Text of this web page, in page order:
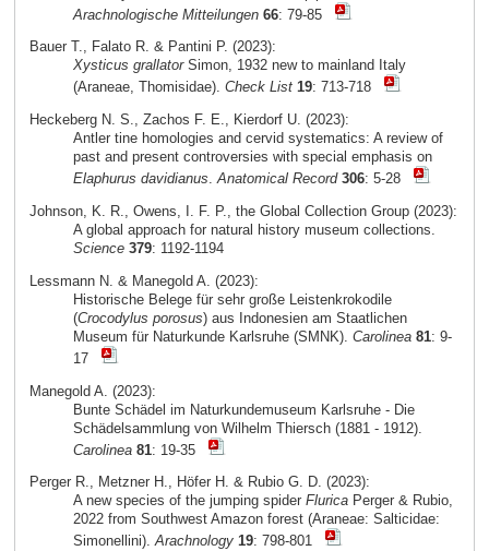
Arachnologische Mitteilungen 66: 79-85
Bauer T., Falato R. & Pantini P. (2023):
Xysticus grallatorSimon, 1932 new to mainland Italy
(Araneae, Thomisidae). Check List 19: 713-718
Heckeberg N. S., Zachos F. E., Kierdorf U. (2023):
Antler tine homologies and cervid systematics: A review of
past and present controversies with special emphasis on
Elaphurus davidianus.Anatomical Record 306: 5-28
Johnson, K. R., Owens, I. F. P., the Global Collection Group (2023):
A global approach for natural history museum collections.
Science 379: 1192-1194
Lessmann N. & Manegold A. (2023):
Historische Belege für sehr große Leistenkrokodile
(Crocodylus porosus) aus Indonesien am Staatlichen
Museum für Naturkunde Karlsruhe (SMNK). Carolinea 81: 9-
17
Manegold A. (2023):
Bunte Schädel im Naturkundemuseum Karlsruhe - Die
Schädelsammlung von Wilhelm Thiersch (1881 - 1912).
Carolinea 81: 19-35
Perger R., Metzner H., Höfer H. & Rubio G. D. (2023):
A new species of the jumping spider FluricaPerger & Rubio,
2022 from Southwest Amazon forest (Araneae: Salticidae:
Simonellini).Arachnology 19: 798-801